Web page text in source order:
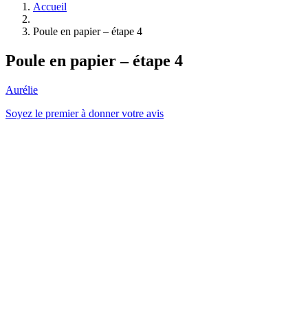
Accueil
Poule en papier – étape 4
Poule en papier – étape 4
Aurélie
Soyez le premier à donner votre avis